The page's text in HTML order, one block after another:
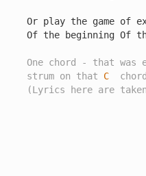
Or play the game of
Of the beginning Of
One chord - that
strum on that C
(Lyrics here are